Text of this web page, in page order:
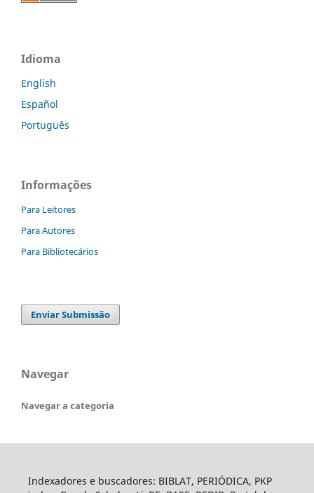
Idioma
English
Español
Português
Informações
Para Leitores
Para Autores
Para Bibliotecários
Enviar Submissão
Navegar
Navegar a categoria
Indexadores e buscadores: BIBLAT, PERIÓDICA, PKP